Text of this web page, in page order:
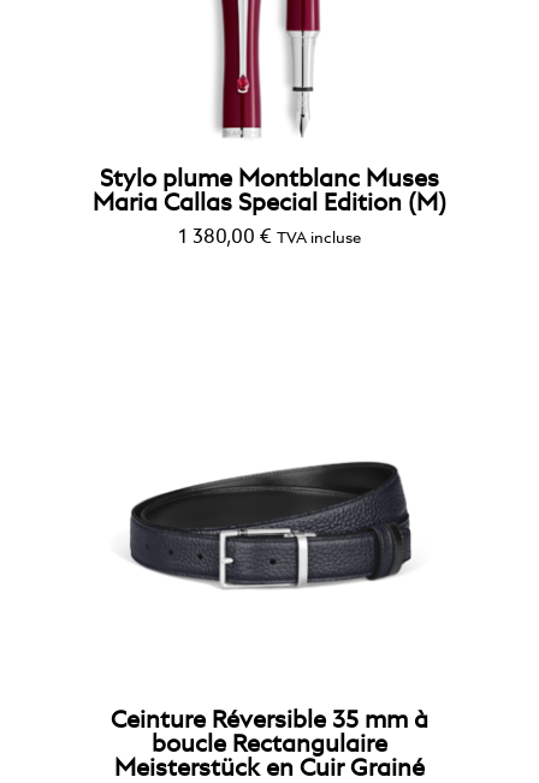
Stylo plume Montblanc Muses
Maria Callas Special Edition (M)
1 380,00 € TVA incluse
Ceinture Réversible 35 mm à
boucle Rectangulaire
Meisterstück en Cuir Grainé